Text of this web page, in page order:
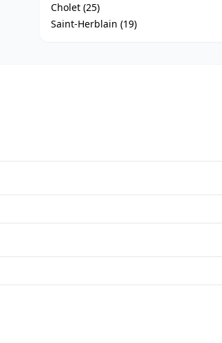
Cholet (25)
Saint-Herblain (19)